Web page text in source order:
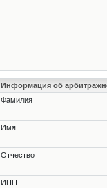
Информация об
Фамилия
Имя
Отчество
ИНН